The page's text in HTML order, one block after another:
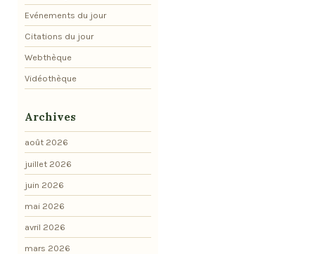
Evénements du jour
Citations du jour
Webthèque
Vidéothèque
Archives
août 2026
juillet 2026
juin 2026
mai 2026
avril 2026
mars 2026